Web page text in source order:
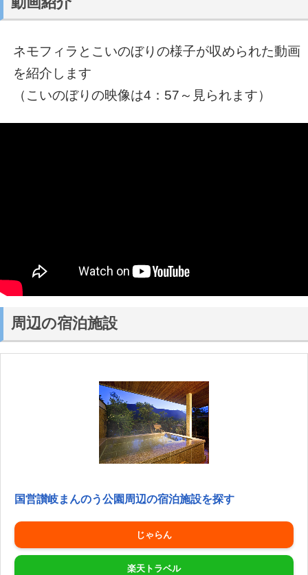
ネモフィラとこいのぼりの様子が収められた動画
を紹介します
（こいのぼりの映像は4：57～見られます）
周辺の宿泊施設
国営讃岐まんのう公園周辺の宿泊施設を探す
じゃらん
楽天トラベル